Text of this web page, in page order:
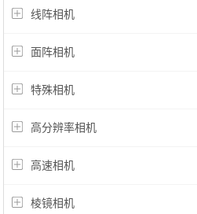
产品展示
线阵相机
特殊相机
高速相机
工业读码
线阵相机
面阵相机
特殊相机
高分辨率相机
高速相机
棱镜相机